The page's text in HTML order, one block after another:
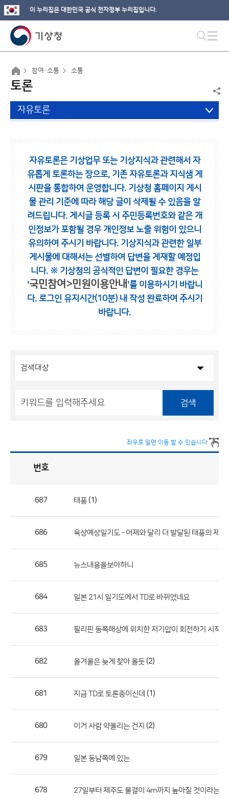
이 누리집은 대한민국 공식 전자정부 누리집입니다.
참여·소통 소통
토론
자유토론
자유토론은 기상업무 또는 기상지식과 관련해서 자
유롭게 토론하는 장으로, 기존 자유토론과 지식샘 게
시판을 통합하여 운영합니다. 기상청 홈페이지 게시
물 관리 기준에 따라 해당 글이 삭제될 수 있음을 알
려드립니다. 게시글 등록 시 주민등록번호와 같은 개
인정보가 포함될 경우 개인정보 노출 위험이 있으니
유의하여 주시기 바랍니다. 기상지식과 관련한 일부
게시물에 대해서는 선별하여 답변을 게재할 예정입
니다. ※ 기상청의 공식적인 답변이 필요한 경우는
'국민참여>민원이용안내 '를 이용하시기 바랍니
다. 로그인 유지시간(10분) 내 작성 완료하여 주시기
바랍니다.
검색
좌우로 밀면 이동 할 수 있습니다.
론
호,
록
번호
687 태풍 (1)
686 육상예상일기도 - 어제와 달리 더 발달된 태풍의 제주
685 뉴스내용을보아하니
684 일본 21시 일기도에서 TD로 바뀌었네요
683 필리핀 동쪽해상에 위치한 저기압이 회전하기 시작했
682 올겨울은 늦게 찾아 올듯 (2)
681 지금 TD로 토론중이신데 (1)
680 이거 사람 약올리는 건지 (2)
679 일본 동남쪽에 있는
678 27일부터 제주도 물결이 4m까지 높아질 것이라는